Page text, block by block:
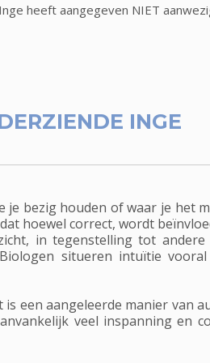
heeft aangegeven NIET
INGE
je bezig houden of waar je het
hoewel correct, wordt
in tegenstelling tot
situeren intuïtie
een aangeleerde manier van
veel inspanning en